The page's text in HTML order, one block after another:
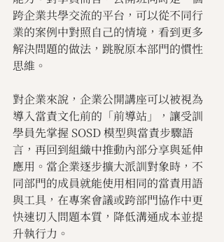
跨企業共學交流的平台，可以從不同行
業的案例中對照自己的情境，看到更多
解決問題的做法，跳脫原本部門的慣性
思維。
對企業來說，企業公開講座可以被視為
導入當責文化前的「前導站」，讓受訓
學員先掌握 SOSD 模型與當責步驟語
言，再回到組織中推動內部分享與延伸
應用。當企業逐步擴大派訓對象時，不
同部門的成員就能使用相同的當責用語
與工具，在專案會議或跨部門協作中更
快速切入問題本質，降低溝通成本並提
升執行力。